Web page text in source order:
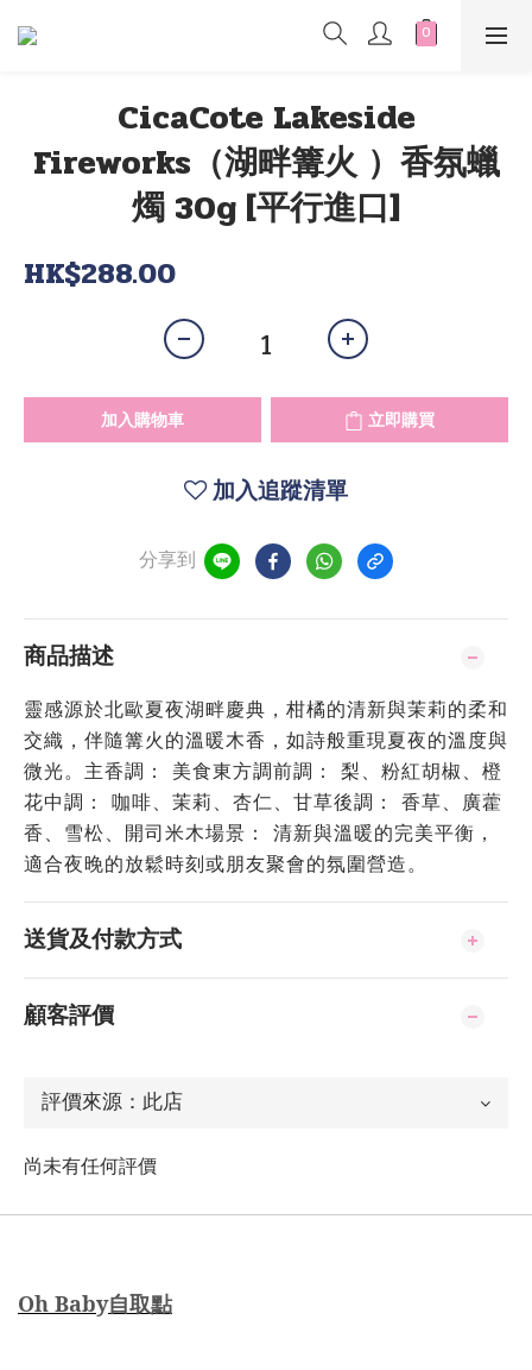
CicaCote Lakeside
Fireworks（湖畔篝火 ）香氛蠟
燭 30g [平行進口]
HK$288.00
加入購物車 立即購買
加入追蹤清單
分享到
商品描述
靈感源於北歐夏夜湖畔慶典，柑橘的清新與茉莉的柔和
交織，伴隨篝火的溫暖木香，如詩般重現夏夜的溫度與
微光。主香調： 美食東方調前調： 梨、粉紅胡椒、橙
花中調： 咖啡、茉莉、杏仁、甘草後調： 香草、廣藿
香、雪松、開司米木場景： 清新與溫暖的完美平衡，
適合夜晚的放鬆時刻或朋友聚會的氛圍營造。
送貨及付款方式
顧客評價
尚未有任何評價
Oh Baby自取點